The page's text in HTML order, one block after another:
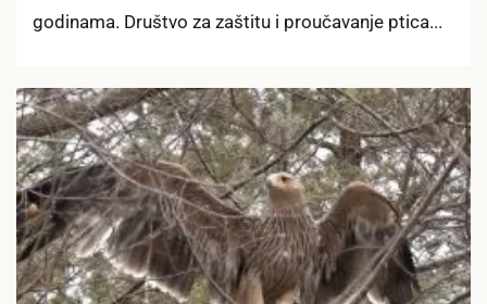
godinama. Društvo za zaštitu i proučavanje ptica...